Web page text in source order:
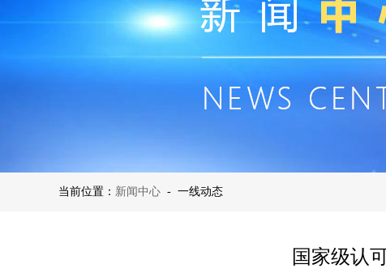
当前位置： 新闻中心 - 一线动态
国家级认